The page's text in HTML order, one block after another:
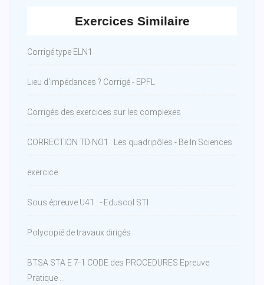
Exercices Similaire
Corrigé type ELN1
Lieu d'impédances ? Corrigé - EPFL
Corrigés des exercices sur les complexes
CORRECTION TD NO1 : Les quadripôles - Be In Sciences
exercice
Sous épreuve U41 : - Eduscol STI
Polycopié de travaux dirigés
BTSA STA E 7-1 CODE des PROCEDURES Epreuve
Pratique ...